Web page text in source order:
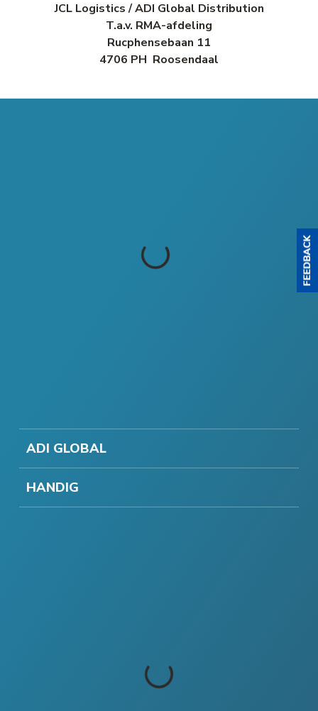
JCL Logistics / ADI Global Distribution
T.a.v. RMA-afdeling
Rucphensebaan 11
4706 PH Roosendaal
ADI GLOBAL
HANDIG